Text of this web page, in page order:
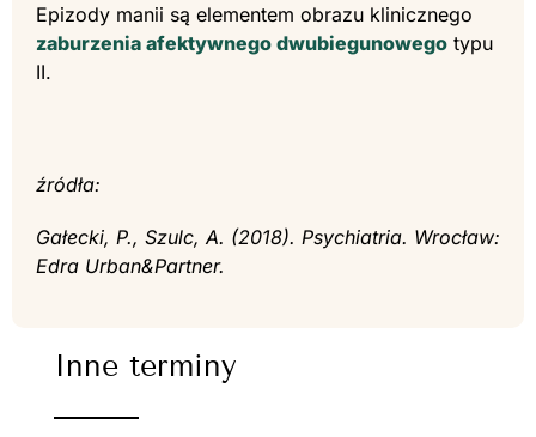
Epizody manii są elementem obrazu klinicznego
zaburzenia afektywnego dwubiegunowego typu
II.
źródła:
Gałecki, P., Szulc, A. (2018). Psychiatria. Wrocław:
Edra Urban&Partner.
Inne terminy